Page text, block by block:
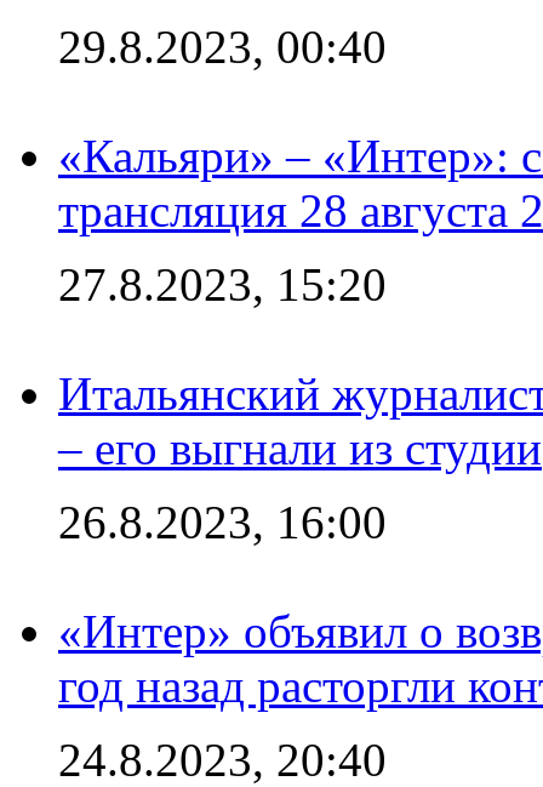
29.8.2023, 00:40
«Кальяри» – «Интер»:
трансляция 28 августа
27.8.2023, 15:20
Итальянский
– его выгнали из студии
26.8.2023, 16:00
«Интер» объявил о
год назад расторгли
24.8.2023, 20:40